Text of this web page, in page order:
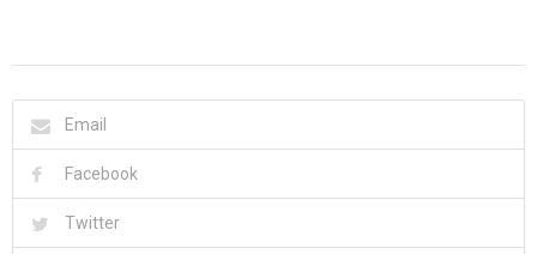
Email
Facebook
Twitter